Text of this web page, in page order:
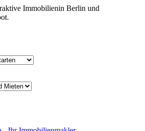
Immobilienin Berlin und